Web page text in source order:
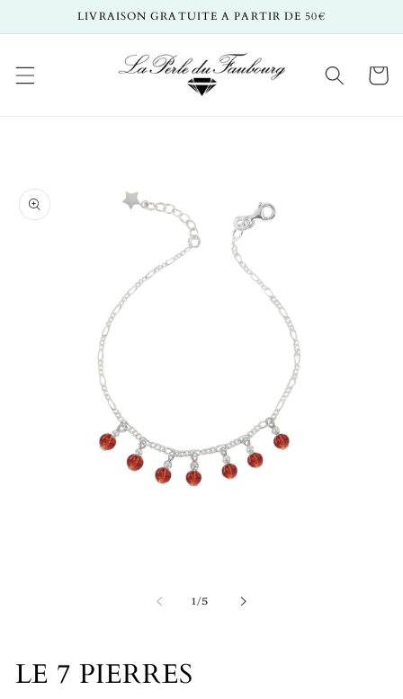
passer
au
LIVRAISON GRATUITE A PARTIR DE 50€
Panier
produits
1 /
de5
LE 7 PIERRES